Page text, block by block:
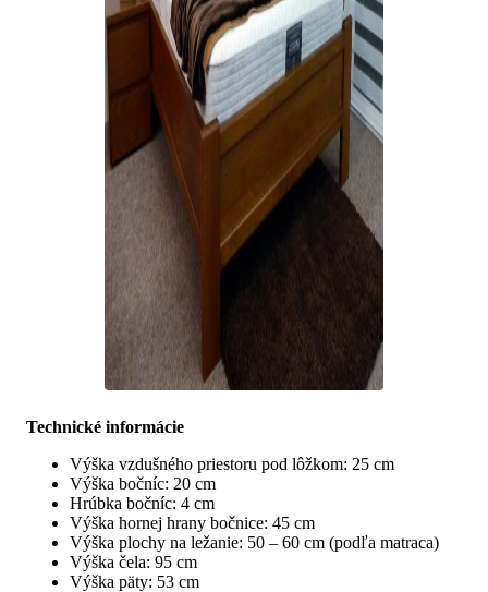
Technické informácie
Výška vzdušného priestoru pod lôžkom: 25 cm
Výška bočníc: 20 cm
Hrúbka bočníc: 4 cm
Výška hornej hrany bočnice: 45 cm
Výška plochy na ležanie: 50 – 60 cm (podľa matraca)
Výška čela: 95 cm
Výška päty: 53 cm